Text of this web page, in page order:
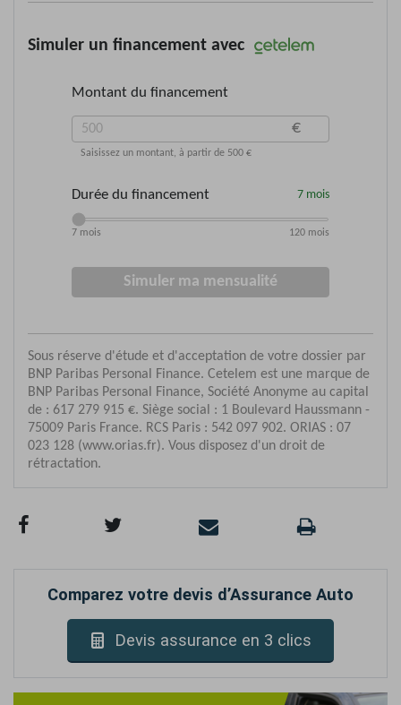
Comparez votre devis d’Assurance Auto
Devis assurance en 3 clics